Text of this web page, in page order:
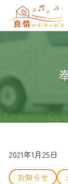
2021年1月25日
お知らせ